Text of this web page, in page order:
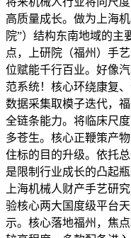
高质量成长。做为上海
院”）结构东南地域的主
点，上研院（福州）手
位赋能千行百业。好像
范系统！核心环绕康复
数据采集取模子迭代，
全链条能力。将临床尺
多苍生。核心正鞭策产
住标的目的升级。依托
是限制行业成长的凸起
上海机械人财产手艺研
验核心两大国度级平台
示。核心落地福州，焦